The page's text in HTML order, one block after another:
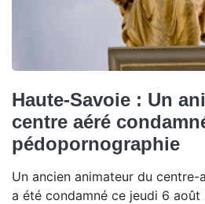
Haute-Savoie : Un
centre aéré
pédopornographie
Un ancien animateur du centre-
a été condamné ce jeudi 6